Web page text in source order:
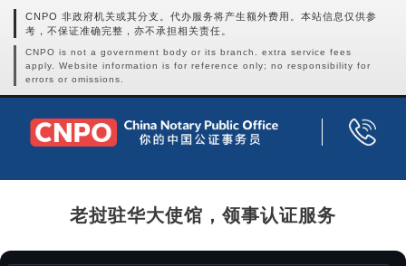
CNPO 非政府机关或其分支。代办服务将产生额外费用。本站信息仅供参
考，不保证准确完整，亦不承担相关责任。
CNPO is not a government body or its branch. extra service fees
apply. Website information is for reference only; no responsibility for
errors or omissions.
老挝驻华大使馆，领事认证服务